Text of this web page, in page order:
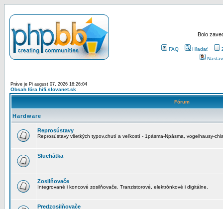
Bolo
FAQ Hľadať
Práve je Pi august 07, 2026 16:26:04
Obsah fóra hifi.slovanet.sk
Fórum
Hardware
Reprosústavy
Reprosústavy všetkých typov,chutí a veľkostí - 1pásma-Npásma, vogelhausy-
Sluchátka
Zosilňovače
Integrované i koncové zosilňovače. Tranzistorové, elektrónkové i digitálne.
Predzosilňovače